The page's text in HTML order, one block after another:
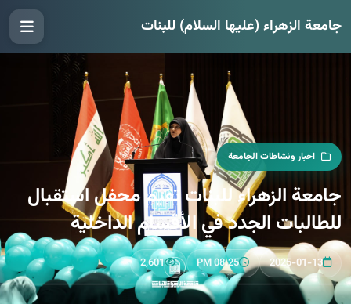
جامعة الزهراء (عليها السلام) للبنات
اخبار ونشاطات الجامعة
جامعة الزهراء للبنات تقيم محفل استقبال
للطالبات الجدد في الأقسام الداخلية
2025-01-13
08:25 PM
2,601